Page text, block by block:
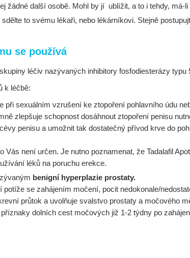
žádné další osobě. Mohl by jí ublížit, a to i tehdy, má-
to svému lékaři, nebo lékárníkovi. Stejně
se používá
léčiv nazývaných inhibitory fosfodiesterázy typu
k léčbě:
při sexuálním vzrušení ke ztopoření pohlavního údu
zlepšuje schopnost dosáhnout ztopoření penisu
penisu a umožnit tak dostatečný přívod krve do
není určen. Je nutno poznamenat, že Tadalafil
léků na poruchu erekce.
benigní hyperplazie prostaty.
se zahájením močení, pocit nedokonale/
průtok a uvolňuje svalstvo prostaty a močového
dolních cest močových již 1-2 týdny po